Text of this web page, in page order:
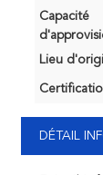
Capacité
Lieu
DÉTAIL